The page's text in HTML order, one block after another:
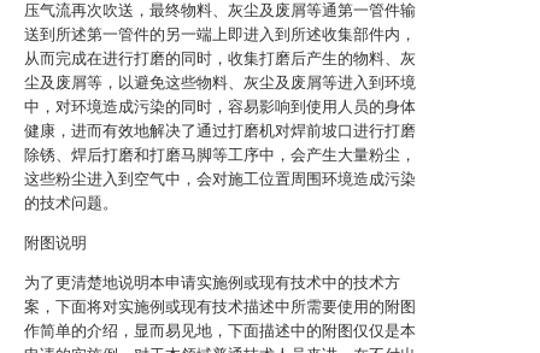
压气流再次吹送，最终物料、灰尘及废屑等通第一管件输
送到所述第一管件的另一端上即进入到所述收集部件内，
从而完成在进行打磨的同时，收集打磨后产生的物料、灰
尘及废屑等，以避免这些物料、灰尘及废屑等进入到环境
中，对环境造成污染的同时，容易影响到使用人员的身体
健康，进而有效地解决了通过打磨机对焊前坡口进行打磨
除锈、焊后打磨和打磨马脚等工序中，会产生大量粉尘，
这些粉尘进入到空气中，会对施工位置周围环境造成污染
的技术问题。
附图说明
为了更清楚地说明本申请实施例或现有技术中的技术方
案，下面将对实施例或现有技术描述中所需要使用的附图
作简单的介绍，显而易见地，下面描述中的附图仅仅是本